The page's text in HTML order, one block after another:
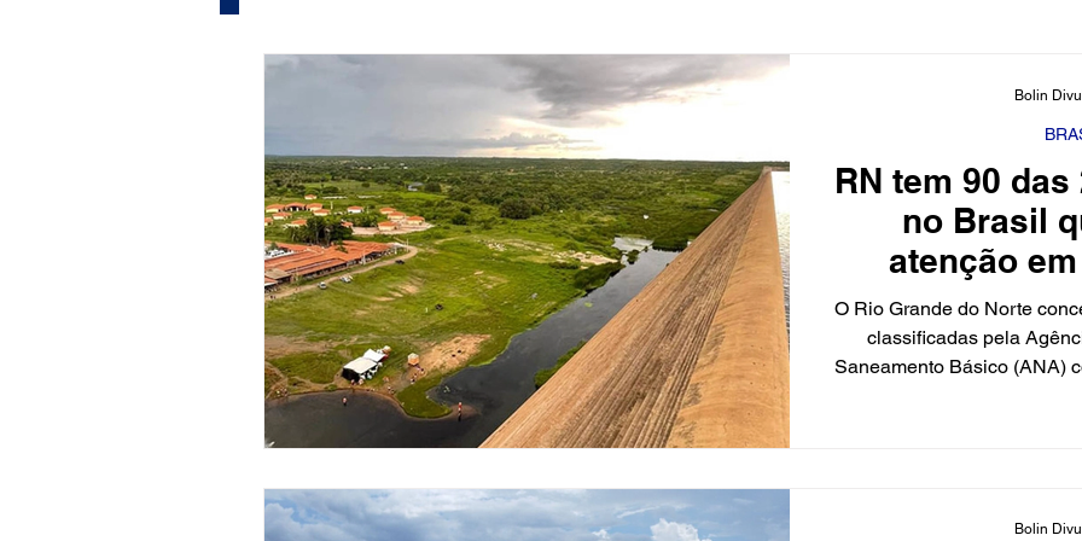
Judiciário Cidades Polícia
Acidente Tecnologia Educação Influencer Luto Artista
Artistas Nota de Esclarecimento Fofocas Redes Sociais Trânsito
RN tem 90
no Brasil
atenção
O Rio Grande do Norte
classificadas pela
Saneamento Básico (ANA)
Bolin
Bolin